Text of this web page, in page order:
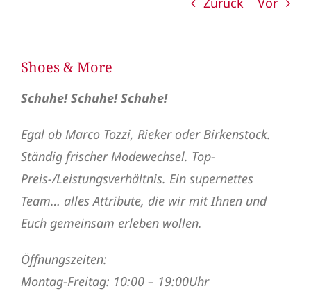
Shoes & More
Schuhe! Schuhe! Schuhe!
Egal ob Marco Tozzi, Rieker oder Birkenstock.
Ständig frischer Modewechsel. Top-
Preis-/Leistungsverhältnis. Ein supernettes
Team… alles Attribute, die wir mit Ihnen und
Euch gemeinsam erleben wollen.
Öffnungszeiten:
Montag-Freitag: 10:00 – 19:00Uhr